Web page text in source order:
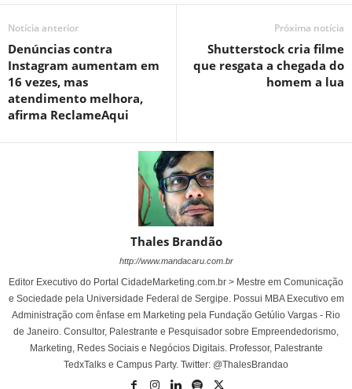
Notícia anterior
Denúncias contra
Instagram aumentam em
16 vezes, mas
atendimento melhora,
afirma ReclameAqui
Próxima notícia
Shutterstock cria filme
que resgata a chegada do
homem a lua
Thales Brandão
http://www.mandacaru.com.br
Editor Executivo do Portal CidadeMarketing.com.br > Mestre em Comunicação
e Sociedade pela Universidade Federal de Sergipe. Possui MBA Executivo em
Administração com ênfase em Marketing pela Fundação Getúlio Vargas - Rio
de Janeiro. Consultor, Palestrante e Pesquisador sobre Empreendedorismo,
Marketing, Redes Sociais e Negócios Digitais. Professor, Palestrante
TedxTalks e Campus Party. Twitter: @ThalesBrandao